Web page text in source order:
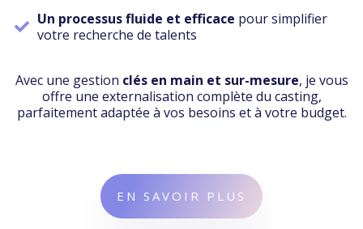
Un processus fluide et efficace pour simplifier
votre recherche de talents
Avec une gestion clés en main et sur-mesure, je vous
offre une externalisation complète du casting,
parfaitement adaptée à vos besoins et à votre budget.
EN SAVOIR PLUS